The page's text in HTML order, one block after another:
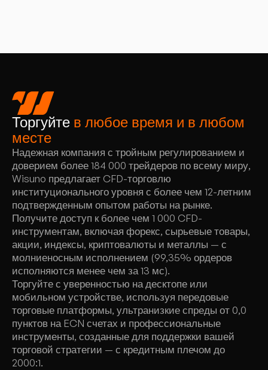
Торгуйте в любое время и в любом
месте
Надежная компания с тройным регулированием и
доверием более 184 000 трейдеров по всему миру,
Wisuno предлагает CFD-торговлю
институционального уровня с более чем 12-летним
подтвержденным опытом работы на рынке.
Получите доступ к более чем 1 000 CFD-
инструментам, включая форекс, сырьевые товары,
акции, индексы, криптовалюты и металлы — с
молниеносным исполнением (99,35% ордеров
исполняются менее чем за 13 мс).
Торгуйте с уверенностью на десктопе или
мобильном устройстве, используя передовые
торговые платформы, ультранизкие спреды от 0,0
пунктов на ECN счетах и профессиональные
инструменты, созданные для поддержки вашей
торговой стратегии — с кредитным плечом до
2000:1.